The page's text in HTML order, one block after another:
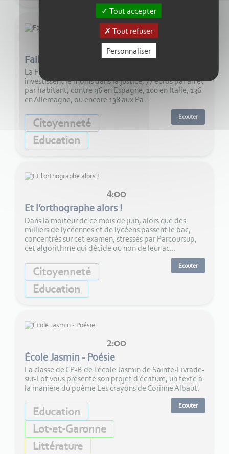
4:00
Faillite d'État
La France figure parmi les pays d’Europe qui
investissent le moins dans la justice, 77 euros par an et
par habitant, contre 96 en Espagne, 100 en Italie, 136
en Allemagne, ou encore 138 aux Pa...
Citoyenneté
Education
Ecouter
4:00
Et l’orthographe alors !
Dans la moiteur de ce mois de juin, alors que des
milliers de lycéennes et de lycéens passent le bac,
concentrés sur cet examen, stressés par Parcoursup,
cet algorithme qui décide ou non de leur ac...
Citoyenneté
Education
Ecouter
2:00
École Jasmin - Poésie
La classe de CP-B de l'école Jasmin de Sainte-Livrade-
sur-Lot vous présente son projet d'écriture, un texte à
la manière du poème Les crayons de Corinne Albaut.
Education
Lot-et-Garonne
Littérature
Ecouter
Tout accepter
Tout refuser
Personnaliser